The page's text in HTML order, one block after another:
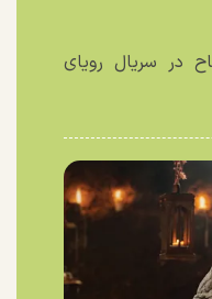
در سریال رویای